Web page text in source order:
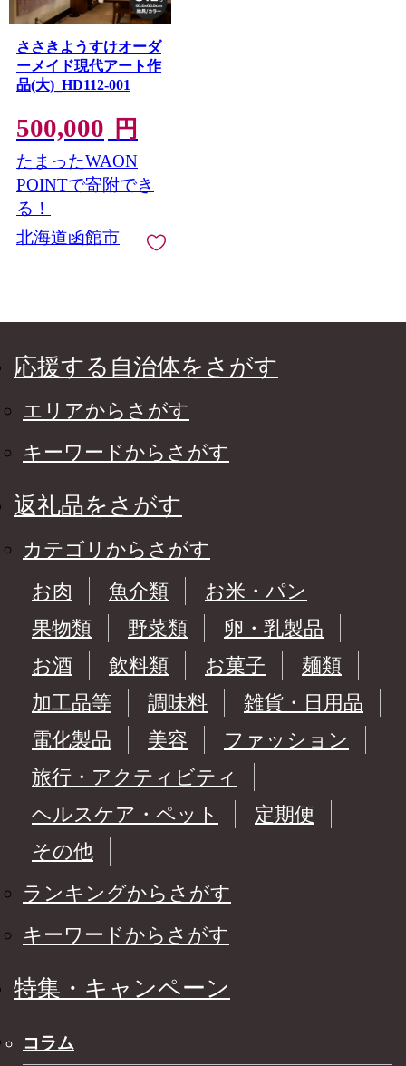
ささきようすけオーダ
ーメイド現代アート作
品(大)_HD112-001
500,000 円
たまったWAON
POINTで寄附でき
る！
北海道函館市
応援する自治体をさがす
エリアからさがす
キーワードからさがす
返礼品をさがす
カテゴリからさがす
お肉
魚介類
お米・パン
果物類
野菜類
卵・乳製品
お酒
飲料類 お菓子
麺類
加工品等
調味料
雑貨・日用品
電化製品
美容
ファッション
旅行・アクティビティ
ヘルスケア・ペット
定期便
その他
ランキングからさがす
キーワードからさがす
特集・キャンペーン
コラム